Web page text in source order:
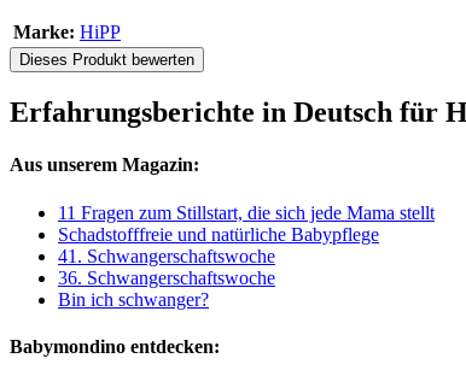
Marke: HiPP
Dieses Produkt bewerten
Erfahrungsberichte in Deutsch für
Aus unserem Magazin:
11 Fragen zum Stillstart, die sich jede Mama stellt
Schadstofffreie und natürliche Babypflege
41. Schwangerschaftswoche
36. Schwangerschaftswoche
Bin ich schwanger?
Babymondino entdecken: